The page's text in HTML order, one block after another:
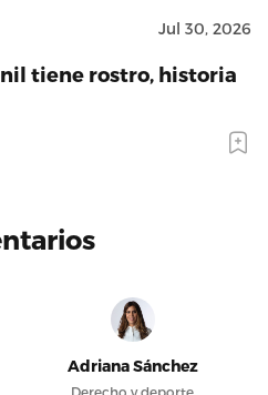
Jul 30, 2026
tiene rostro, historia
Adriana Sánchez
Derecho y deporte